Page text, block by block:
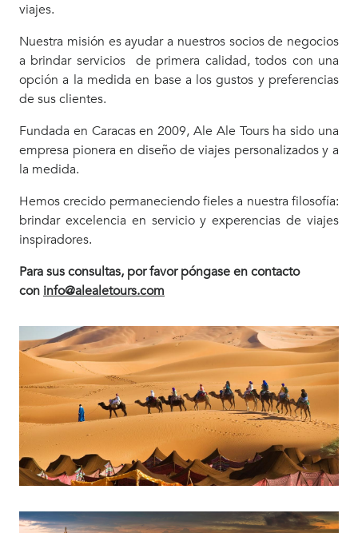
viajes.
Nuestra misión es ayudar a nuestros socios de negocios
a brindar servicios de primera calidad, todos con una
opción a la medida en base a los gustos y preferencias
de sus clientes.
Fundada en Caracas en 2009, Ale Ale Tours ha sido una
empresa pionera en diseño de viajes personalizados y a
la medida.
Hemos crecido permaneciendo fieles a nuestra filosofía:
brindar excelencia en servicio y experencias de viajes
inspiradores.
Para sus consultas, por favor póngase en contacto
con info@alealetours.com